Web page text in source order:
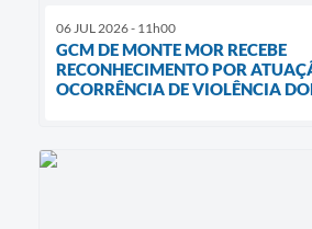
06 JUL 2026 - 11h00
GCM DE MONTE MOR RECEBE
RECONHECIMENTO POR
OCORRÊNCIA DE VIOLÊNCIA